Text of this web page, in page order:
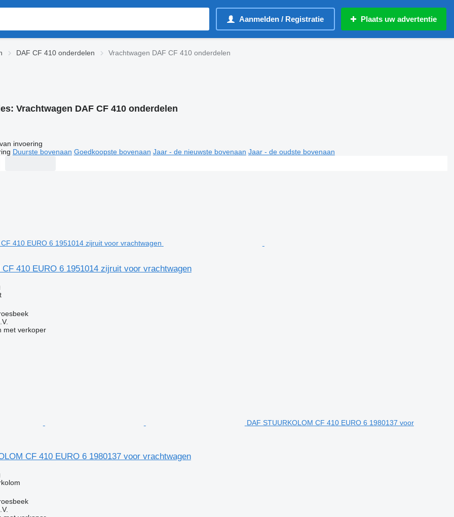
Aanmelden / Registratie Plaats uw advertentie
DAF CF 410 onderdelen Vrachtwagen DAF CF 410 onderdelen
Vrachtwagen DAF CF 410 onderdelen
invoering
Duurste bovenaan Goedkoopste bovenaan Jaar - de nieuwste bovenaan Jaar - de oudste bovenaan
410 EURO 6 1951014 zijruit voor vrachtwagen
met verkoper
DAF STUURKOLOM CF 410 EURO 6 1980137 voor
CF 410 EURO 6 1980137 voor vrachtwagen